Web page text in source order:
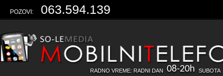
POZOVI: 063.594.139
RADNO VREME: RADNI DAN 08-20h SUBOTA